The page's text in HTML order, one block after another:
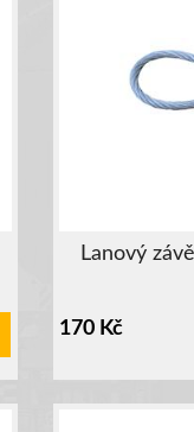
Lanový
170 Kč